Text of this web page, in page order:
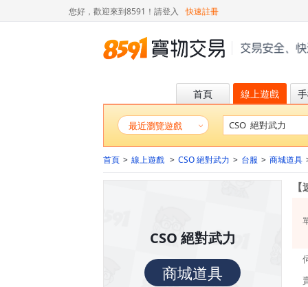
您好，歡迎來到8591！ 請登入 快速註冊
首頁 線上遊戲
最近瀏覽遊戲
首頁 > 線上遊戲 > CSO 絕對武力 > 台服 > 商城道具
CSO 絕對武力
商城道具